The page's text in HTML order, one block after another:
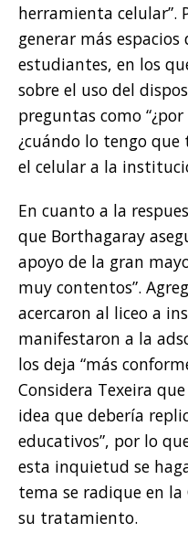
herramienta celular”.
generar más
estudiantes, en los
sobre el uso del
preguntas como
¿cuándo lo tengo
el celular a la
En cuanto a la
que Borthagaray
apoyo de la gran
muy contentos”.
acercaron al liceo a
manifestaron a la
los deja “más
Considera Texeira
idea que debería
educativos”, por lo
esta inquietud se
tema se radique en
su tratamiento.